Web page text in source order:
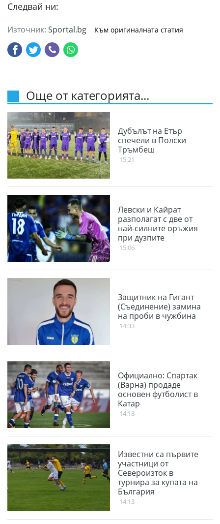
Следвай ни:
Източник: Sportal.bg Към оригиналната статия
Още от категорията...
Дубълът на Етър
спечели в Полски
Тръмбеш
15:21
Левски и Кайрат
разполагат с две от
най-силните оръжия
при дузпите
15:06
Защитник на Гигант
(Съединение) замина
на проби в чужбина
14:33
Официално: Спартак
(Варна) продаде
основен футболист в
Катар
14:18
Известни са първите
участници от
Североизток в
турнира за купата на
България
14:13